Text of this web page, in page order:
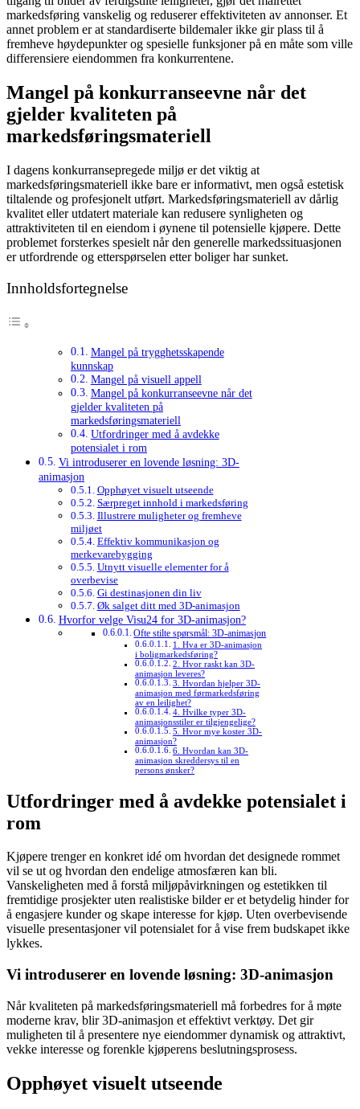
markedsføring vanskelig og reduserer effektiviteten av annonser. Et
annet problem er at standardiserte bildemaler ikke gir plass til å
fremheve høydepunkter og spesielle funksjoner på en måte som ville
differensiere eiendommen fra konkurrentene.
Mangel på konkurranseevne når det
gjelder kvaliteten på
markedsføringsmateriell
I dagens konkurransepregede miljø er det viktig at
markedsføringsmateriell ikke bare er informativt, men også estetisk
tiltalende og profesjonelt utført. Markedsføringsmateriell av dårlig
kvalitet eller utdatert materiale kan redusere synligheten og
attraktiviteten til en eiendom i øynene til potensielle kjøpere. Dette
problemet forsterkes spesielt når den generelle markedssituasjonen
er utfordrende og etterspørselen etter boliger har sunket.
Innholdsfortegnelse
Mangel på trygghetsskapende
kunnskap
Mangel på visuell appell
Mangel på konkurranseevne når det
gjelder kvaliteten på
markedsføringsmateriell
Utfordringer med å avdekke
potensialet i rom
Vi introduserer en lovende løsning: 3D-
animasjon
Opphøyet visuelt utseende
Særpreget innhold i markedsføring
Illustrere muligheter og fremheve
miljøet
Effektiv kommunikasjon og
merkevarebygging
Utnytt visuelle elementer for å
overbevise
Gi destinasjonen din liv
Øk salget ditt med 3D-animasjon
Hvorfor velge Visu24 for 3D-animasjon?
Ofte stilte spørsmål: 3D-animasjon
1. Hva er 3D-animasjon
i boligmarkedsføring?
2. Hvor raskt kan 3D-
animasjon leveres?
3. Hvordan hjelper 3D-
animasjon med førmarkedsføring
av en leilighet?
4. Hvilke typer 3D-
animasjonsstiler er tilgjengelige?
5. Hvor mye koster 3D-
animasjon?
6. Hvordan kan 3D-
animasjon skreddersys til en
persons ønsker?
Utfordringer med å avdekke potensialet i
rom
Kjøpere trenger en konkret idé om hvordan det designede rommet
vil se ut og hvordan den endelige atmosfæren kan bli.
Vanskeligheten med å forstå miljøpåvirkningen og estetikken til
fremtidige prosjekter uten realistiske bilder er et betydelig hinder for
å engasjere kunder og skape interesse for kjøp. Uten overbevisende
visuelle presentasjoner vil potensialet for å vise frem budskapet ikke
lykkes.
Vi introduserer en lovende løsning: 3D-animasjon
Når kvaliteten på markedsføringsmateriell må forbedres for å møte
moderne krav, blir 3D-animasjon et effektivt verktøy. Det gir
muligheten til å presentere nye eiendommer dynamisk og attraktivt,
vekke interesse og forenkle kjøperens beslutningsprosess.
Opphøyet visuelt utseende